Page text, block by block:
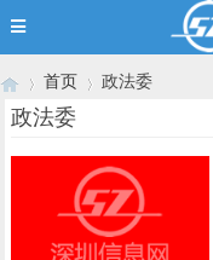
首页
›
政法委
政法委